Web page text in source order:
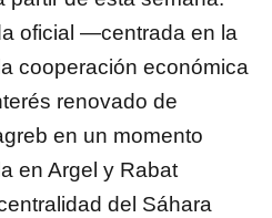
oficial —centrada en la
cooperación económica
renovado de
en un momento
en Argel y Rabat
del Sáhara